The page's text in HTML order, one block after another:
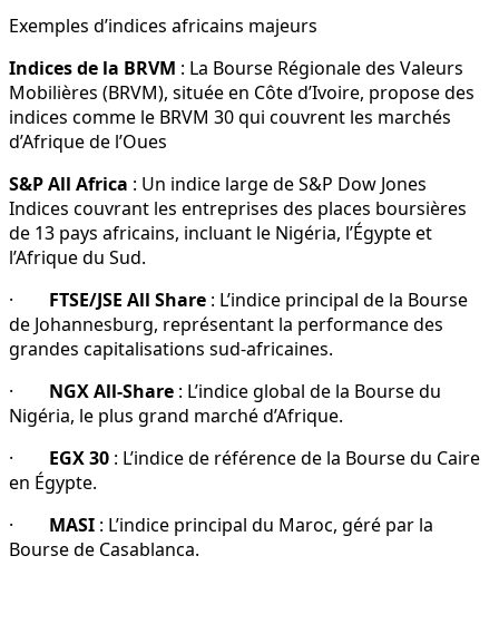
Exemples d’indices africains majeurs
Indices de la BRVM : La Bourse Régionale des Valeurs
Mobilières (BRVM), située en Côte d’Ivoire, propose des
indices comme le BRVM 30 qui couvrent les marchés
d’Afrique de l’Oues
S&P All Africa : Un indice large de S&P Dow Jones
Indices couvrant les entreprises des places boursières
de 13 pays africains, incluant le Nigéria, l’Égypte et
l’Afrique du Sud.
· FTSE/JSE All Share : L’indice principal de la Bourse
de Johannesburg, représentant la performance des
grandes capitalisations sud-africaines.
· NGX All-Share : L’indice global de la Bourse du
Nigéria, le plus grand marché d’Afrique.
· EGX 30 : L’indice de référence de la Bourse du Caire
en Égypte.
· MASI : L’indice principal du Maroc, géré par la
Bourse de Casablanca.